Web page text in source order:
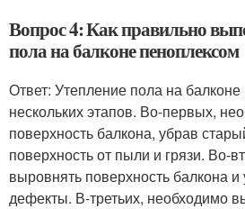
Вопрос 4: Как правильно
пола на балконе пеноплексом
Ответ: Утепление пола на
нескольких этапов. Во-первых,
поверхность балкона, убрав
поверхность от пыли и грязи. Во-
выровнять поверхность балкона и
дефекты. В-третьих, необходимо